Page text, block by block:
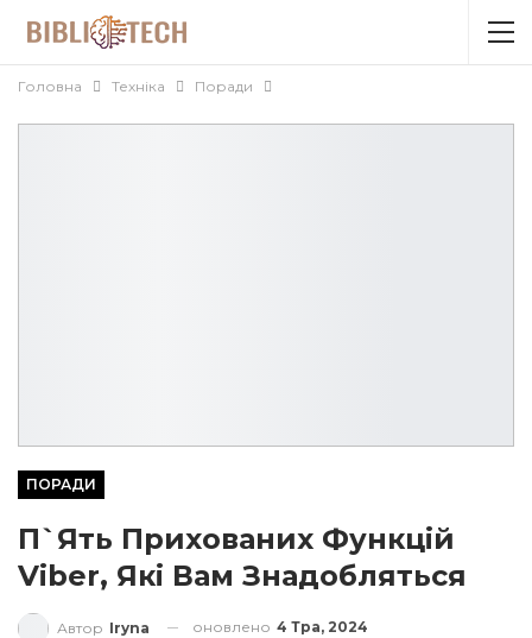
Головна Техніка Поради
ПОРАДИ
П`ять Прихованих Функцій
Viber, Які Вам Знадобляться
Автор Iryna оновлено 4 Тра, 2024